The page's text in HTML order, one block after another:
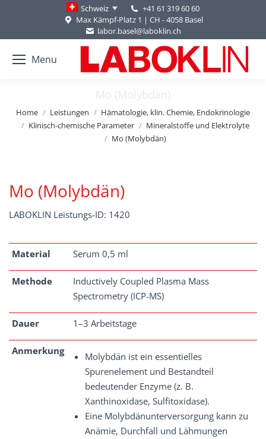
Schweiz
+41 61 319 60 60
Max Kämpf-Platz 1 | CH - 4058 Basel
labor.basel@laboklin.ch
Menu
Mo (Molybdän)
You are here:
Home Leistungen
Hämatologie, klin. Chemie, Endokrinologie
Klinisch-chemische Parameter
Mineralstoffe und Elektrolyte
Mo (Molybdän)
Mo (Molybdän)
LABOKLIN Leistungs-ID: 1420
Material Serum 0,5 ml
Methode
Inductively Coupled Plasma Mass
Spectrometry (ICP-MS)
Dauer 1–3 Arbeitstage
Anmerkung
Molybdän ist ein essentielles
Spurenelement und Bestandteil
bedeutender Enzyme (z. B.
Xanthinoxidase, Sulfitoxidase).
Eine Molybdänunterversorgung kann zu
Anämie, Durchfall und Lähmungen